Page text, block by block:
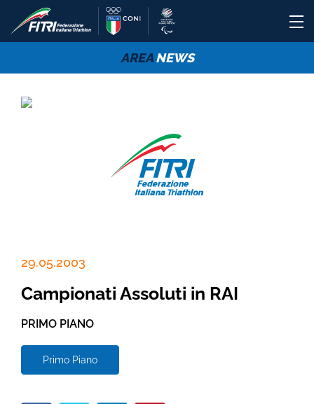
AREANEWS
29.05.2003
Campionati Assoluti in RAI
PRIMO PIANO
Primo Piano